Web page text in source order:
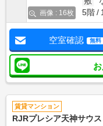
画像 : 16枚
5階
空室確認 無料
賃貸マンション
RJRプレシア天神サウス